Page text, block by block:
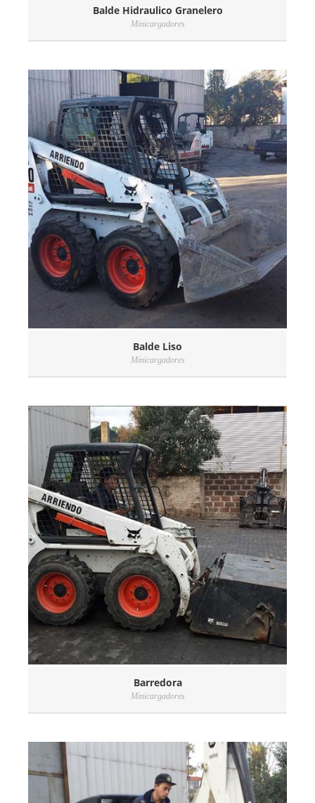
Balde Hidraulico Granelero
Minicargadores
Balde Liso
Minicargadores
Barredora
Minicargadores